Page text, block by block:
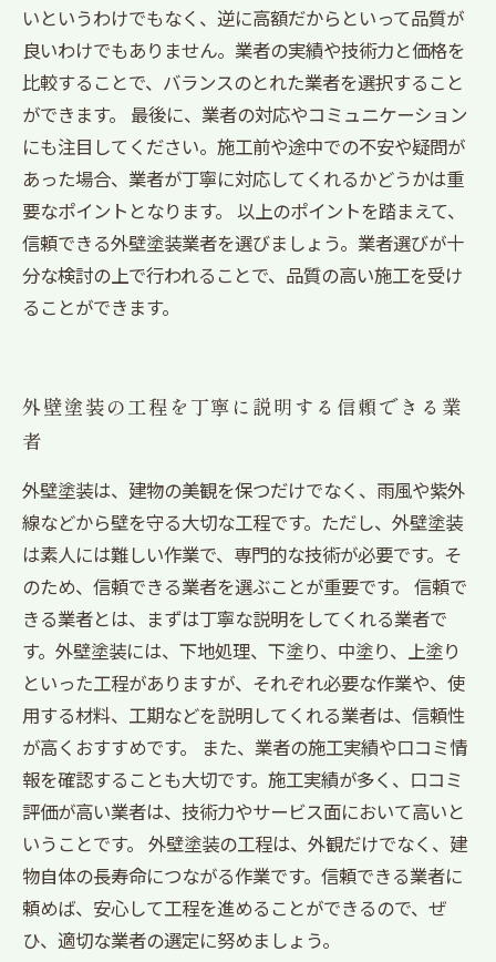
いというわけでもなく、逆に高額だからといって品質が
良いわけでもありません。業者の実績や技術力と価格を
比較することで、バランスのとれた業者を選択すること
ができます。 最後に、業者の対応やコミュニケーション
にも注目してください。施工前や途中での不安や疑問が
あった場合、業者が丁寧に対応してくれるかどうかは重
要なポイントとなります。 以上のポイントを踏まえて、
信頼できる外壁塗装業者を選びましょう。業者選びが十
分な検討の上で行われることで、品質の高い施工を受け
ることができます。
外壁塗装の工程を丁寧に説明する信頼できる業
者
外壁塗装は、建物の美観を保つだけでなく、雨風や紫外
線などから壁を守る大切な工程です。ただし、外壁塗装
は素人には難しい作業で、専門的な技術が必要です。そ
のため、信頼できる業者を選ぶことが重要です。 信頼で
きる業者とは、まずは丁寧な説明をしてくれる業者で
す。外壁塗装には、下地処理、下塗り、中塗り、上塗り
といった工程がありますが、それぞれ必要な作業や、使
用する材料、工期などを説明してくれる業者は、信頼性
が高くおすすめです。 また、業者の施工実績や口コミ情
報を確認することも大切です。施工実績が多く、口コミ
評価が高い業者は、技術力やサービス面において高いと
いうことです。 外壁塗装の工程は、外観だけでなく、建
物自体の長寿命につながる作業です。信頼できる業者に
頼めば、安心して工程を進めることができるので、ぜ
ひ、適切な業者の選定に努めましょう。